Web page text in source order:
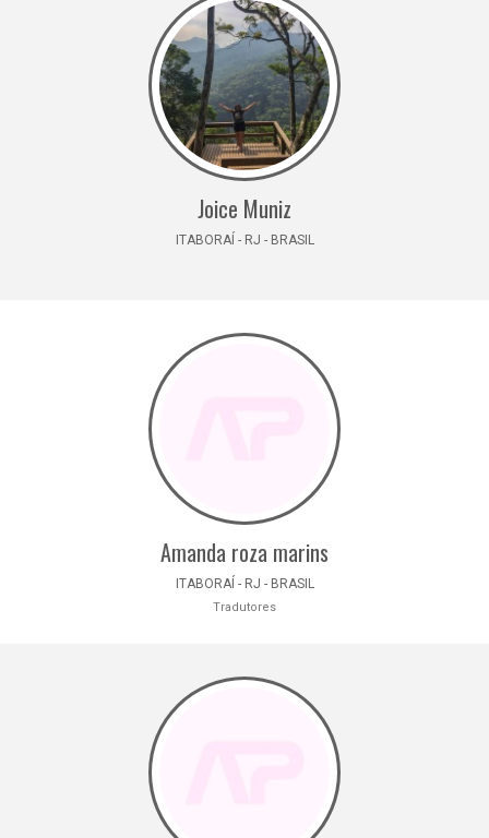
Joice Muniz
ITABORAÍ - RJ - BRASIL
Amanda roza marins
ITABORAÍ - RJ - BRASIL
Tradutores